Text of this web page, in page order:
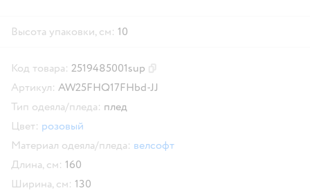
Высота упаковки, см: 10
Код товара: 2519485001sup
Артикул: AW25FHQ17FHbd-JJ
Тип одеяла/пледа: плед
Цвет: розовый
Материал одеяла/пледа: велсофт
Длина, см: 160
Ширина, см: 130